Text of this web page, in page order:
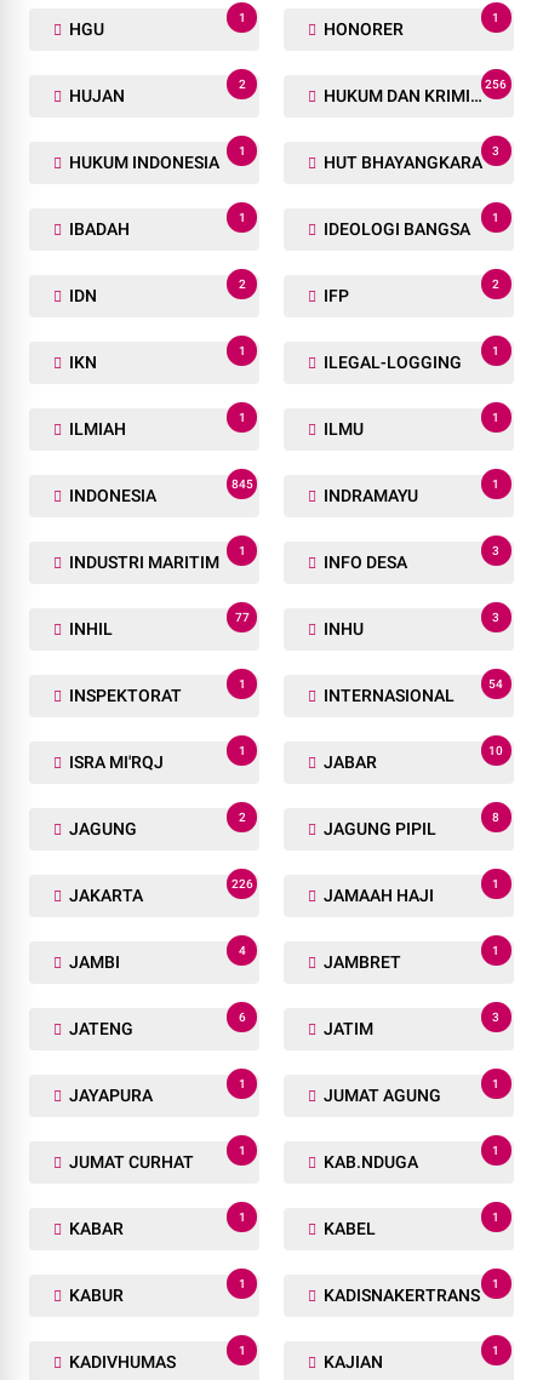
HGU
1
HONORER
1
HUJAN
2
HUKUM DAN KRIMINAL
256
HUKUM INDONESIA
1
HUT BHAYANGKARA
3
IBADAH
1
IDEOLOGI BANGSA
1
IDN
2
IFP
2
IKN
1
ILEGAL-LOGGING
1
ILMIAH
1
ILMU
1
INDONESIA
845
INDRAMAYU
1
INDUSTRI MARITIM
1
INFO DESA
3
INHIL
77
INHU
3
INSPEKTORAT
1
INTERNASIONAL
54
ISRA MI'RQJ
1
JABAR
10
JAGUNG
2
JAGUNG PIPIL
8
JAKARTA
226
JAMAAH HAJI
1
JAMBI
4
JAMBRET
1
JATENG
6
JATIM
3
JAYAPURA
1
JUMAT AGUNG
1
JUMAT CURHAT
1
KAB.NDUGA
1
KABAR
1
KABEL
1
KABUR
1
KADISNAKERTRANS
1
KADIVHUMAS
1
KAJIAN
1